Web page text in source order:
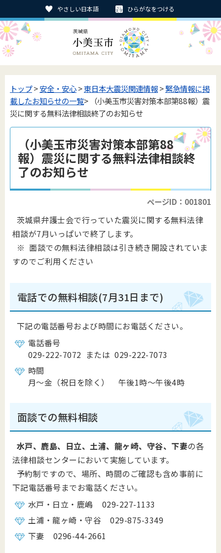
やさしい日本語 ひらがなをつける
トップ>安全・安心>東日本大震災関連情報>緊急情報に掲
載したお知らせの一覧> （小美玉市災害対策本部第88報）震
災に関する無料法律相談終了のお知らせ
（小美玉市災害対策本部第88
報）震災に関する無料法律相談終
了のお知らせ
ページID：001801
茨城県弁護士会で行っていた震災に関する無料法律
相談が7月いっぱいで終了します。
※ 面談での無料法律相談は引き続き開設されていま
すのでご利用ください
電話での無料相談(7月31日まで)
下記の電話番号および時間にお電話ください。
電話番号
029-222-7072 または 029-222-7073
時間
月～金（祝日を除く） 午後1時～午後4時
面談での無料相談
水戸、鹿島、日立、土浦、龍ヶ崎、守谷、下妻の各
法律相談センターにおいて実施しています。
予約制ですので、場所、時間のご確認も含め事前に
下記電話番号までお電話ください。
水戸・日立・鹿嶋 029-227-1133
土浦・龍ヶ崎・守谷 029-875-3349
下妻 0296-44-2661